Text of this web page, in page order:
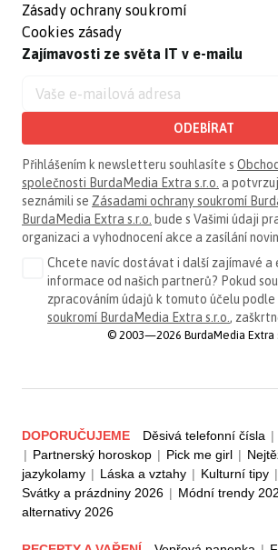
Zásady ochrany soukromí
Cookies zásady
Zajímavosti ze světa IT v e-mailu
ODEBÍRAT
Přihlášením k newsletteru souhlasíte s
společnosti BurdaMedia Extra s.r.o. a
seznámili se Zásadami ochrany soukromí
BurdaMedia Extra s.r.o. bude s Vašimi údaji
organizaci a vyhodnocení akce a zasílání
Chcete navíc dostávat i další zajímavé a
informace od našich partnerů? Pokud
zpracováním údajů k tomuto účelu podle
soukromí BurdaMedia Extra s.r.o. ,
© 2003—2026 BurdaMedia Extra
DOPORUČUJEME Děsivá telefonní čísla |
| Partnerský horoskop | Pick me girl |
jazykolamy | Láska a vztahy | Kulturní tipy |
Svátky a prázdniny 2026 | Módní trendy
alternativy 2026